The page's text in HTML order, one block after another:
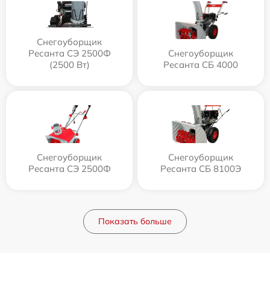
Снегоуборщик
Ресанта СЭ 2500Ф
(2500 Вт)
Снегоуборщик
Ресанта СБ 4000
Снегоуборщик
Ресанта СЭ 2500Ф
Снегоуборщик
Ресанта СБ 8100Э
Показать больше